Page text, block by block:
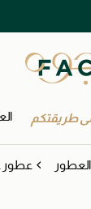
299 درهم
طريقتكم
العطور عطور